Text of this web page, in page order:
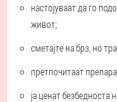
настојуваат да го
живот;
сметајте на брз, но
претпочитаат
ја ценат безбедноста